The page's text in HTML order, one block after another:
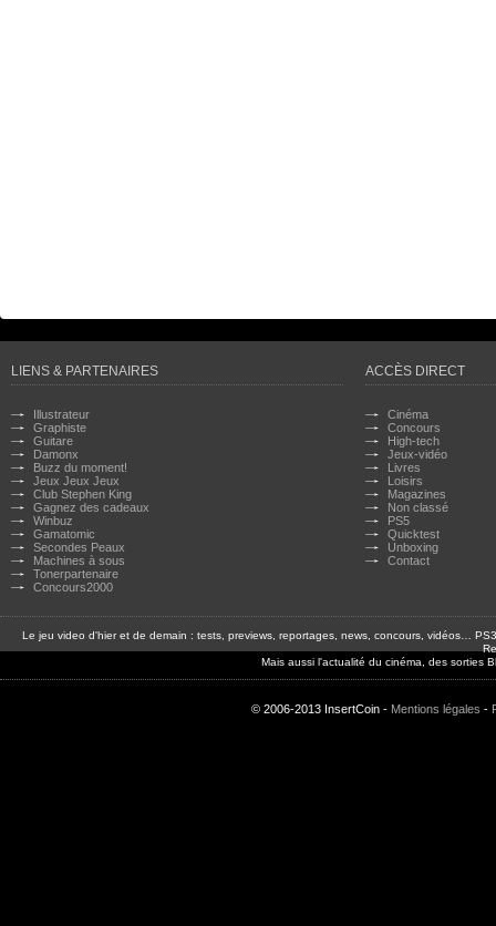
LIENS & PARTENAIRES
Illustrateur
Graphiste
Guitare
Damonx
Buzz du moment!
Jeux Jeux Jeux
Club Stephen King
Gagnez des cadeaux
Winbuz
Gamatomic
Secondes Peaux
Machines à sous
Tonerpartenaire
Concours2000
ACCÈS DIRECT
Cinéma
Concours
High-tech
Jeux-vidéo
Livres
Loisirs
Magazines
Non classé
PS5
Quicktest
Unboxing
Contact
Le jeu video d'hier et de demain : tests, previews, reportages, news, concours, vidéos…
Mais aussi l'actualité du cinéma, des sorties
© 2006-2013 InsertCoin - Mentions légales -